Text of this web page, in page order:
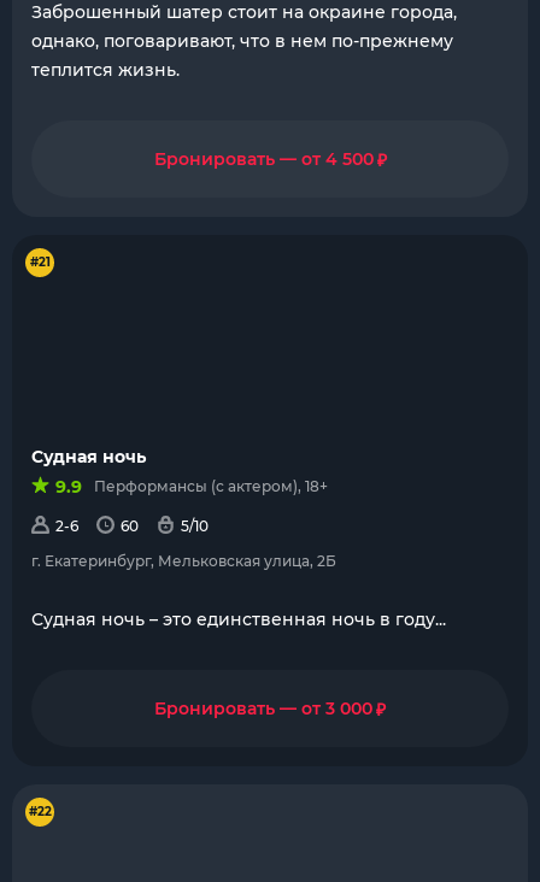
Заброшенный шатер стоит на окраине города,
однако, поговаривают, что в нем по-прежнему
теплится жизнь.
Бронировать — от 4 500₽
#21
Судная ночь
9.9
Перформансы (с актером), 18+
2-6 60
5/10
г. Екатеринбург, Мельковская улица, 2Б
Судная ночь – это единственная ночь в году...
Бронировать — от 3 000₽
#22